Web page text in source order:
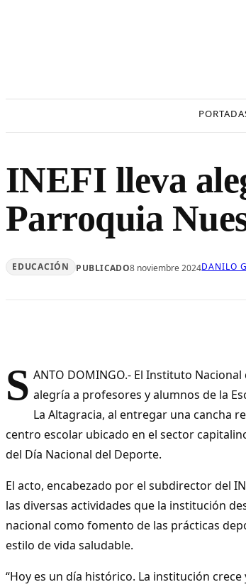
PORTADA
INEFI lleva
Parroquia
EDUCACIÓN PUBLICADO8 noviembre 2024DANILO
S ANTO DOMINGO.- El Instituto Nacional
alegría a profesores y alumnos de la
La Altagracia, al entregar una cancha
centro escolar ubicado en el sector
del Día Nacional del Deporte.
El acto, encabezado por el subdirector del
las diversas actividades que la institución
nacional como fomento de las prácticas
estilo de vida saludable.
“Hoy es un día histórico. La institución